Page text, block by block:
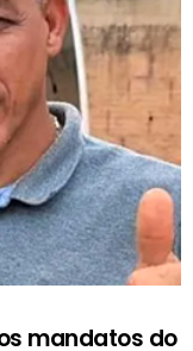
mandatos do